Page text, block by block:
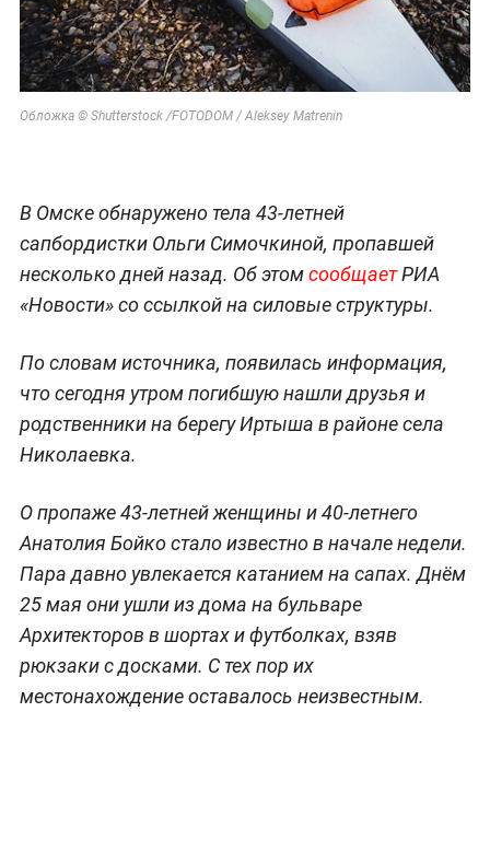
Обложка © Shutterstock /FOTODOM / Aleksey Matrenin
В Омске обнаружено тела 43-летней
сапбордистки Ольги Симочкиной, пропавшей
несколько дней назад. Об этомсообщаетРИА
«Новости» со ссылкой на силовые структуры.
По словам источника, появилась информация,
что сегодня утром погибшую нашли друзья и
родственники на берегу Иртыша в районе села
Николаевка.
О пропаже 43-летней женщины и 40-летнего
Анатолия Бойко стало известно в начале недели.
Пара давно увлекается катанием на сапах. Днём
25 мая они ушли из дома на бульваре
Архитекторов в шортах и футболках, взяв
рюкзаки с досками. С тех пор их
местонахождение оставалось неизвестным.